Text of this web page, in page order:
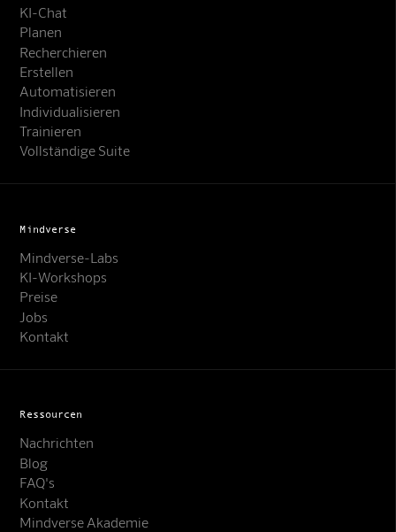
KI-Chat
Planen
Recherchieren
Erstellen
Automatisieren
Individualisieren
Trainieren
Vollständige Suite
Mindverse
Mindverse-Labs
KI-Workshops
Preise
Jobs
Kontakt
Ressourcen
Nachrichten
Blog
FAQ's
Kontakt
Mindverse Akademie